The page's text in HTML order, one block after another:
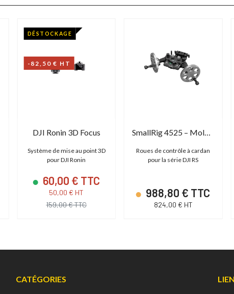
DÉSTOCKAGE
-82,50 € HT
DJI Ronin 3D Focus
Système de mise au point 3D
pour DJI Ronin
60,00 € TTC
50,00 € HT
159,00 € TTC
SmallRig 4525 – Molette de contrôle
Roues de contrôle à cardan
pour la série DJI RS
988,80 € TTC
824,00 € HT
CATÉGORIES